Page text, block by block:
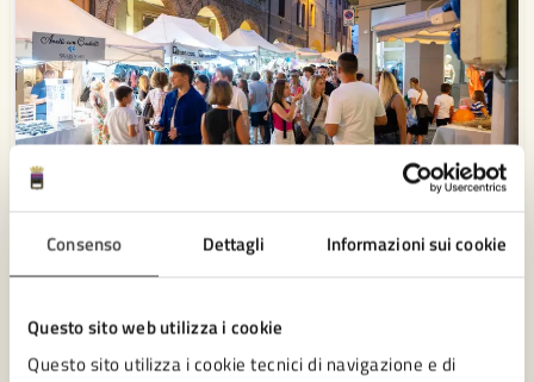
Consenso Dettagli Informazioni sui cookie
Questo sito web utilizza i cookie
Questo sito utilizza i cookie tecnici di navigazione e di
Iniziative che rendono il territorio attrattivo, il
del suolo pubblico